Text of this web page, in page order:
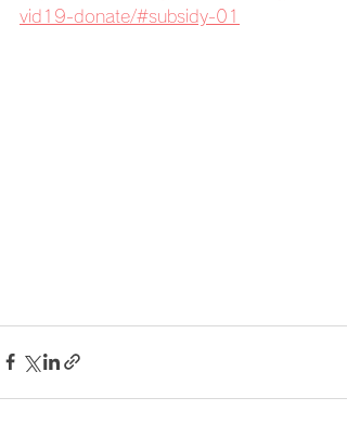
vid19-donate/#subsidy-01